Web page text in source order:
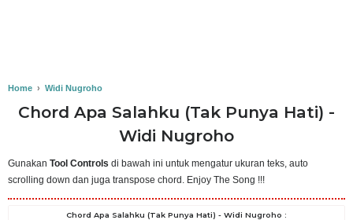
Home › Widi Nugroho
Chord Apa Salahku (Tak Punya Hati) -
Widi Nugroho
Gunakan Tool Controls di bawah ini untuk mengatur ukuran teks, auto
scrolling down dan juga transpose chord. Enjoy The Song !!!
Chord Apa Salahku (Tak Punya Hati) - Widi Nugroho :